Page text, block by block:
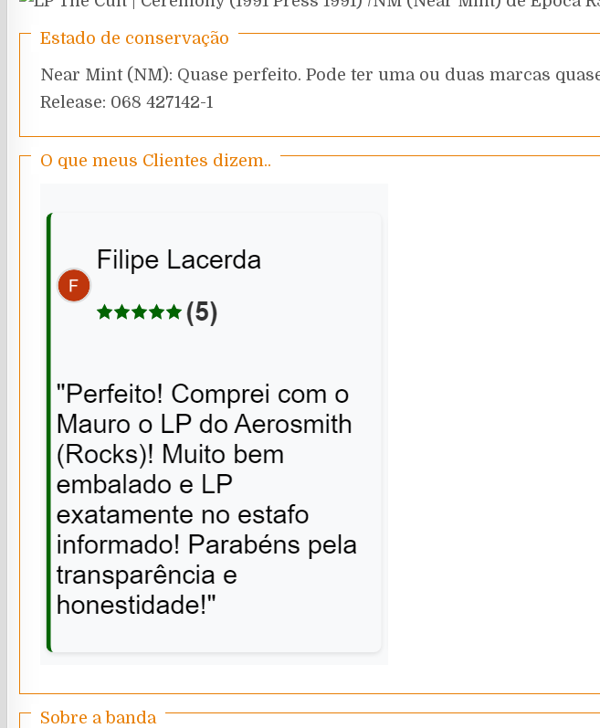
Estado de conservação
Near Mint (NM): Quase perfeito. Pode ter uma ou duas marcas
Release: 068 427142-1
O que meus Clientes dizem..
Sobre a banda